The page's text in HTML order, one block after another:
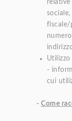
fiscale/
-
cui
- Come